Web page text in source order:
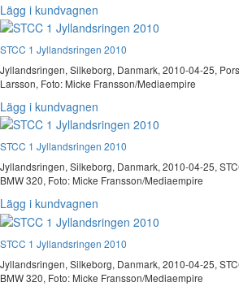
Lägg i kundvagnen
STCC 1 Jyllandsringen 2010
Jyllandsringen, Silkeborg, Danmark, 2010-04-25,
Larsson, Foto: Micke Fransson/Mediaempire
Lägg i kundvagnen
STCC 1 Jyllandsringen 2010
Jyllandsringen, Silkeborg, Danmark, 2010-04-25,
BMW 320, Foto: Micke Fransson/Mediaempire
Lägg i kundvagnen
STCC 1 Jyllandsringen 2010
Jyllandsringen, Silkeborg, Danmark, 2010-04-25,
BMW 320, Foto: Micke Fransson/Mediaempire